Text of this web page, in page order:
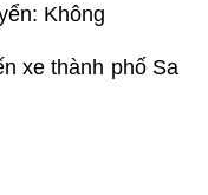
Không
xe thành phố Sa